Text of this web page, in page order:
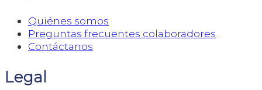
Quiénes somos
Preguntas frecuentes colaboradores
Contáctanos
Legal